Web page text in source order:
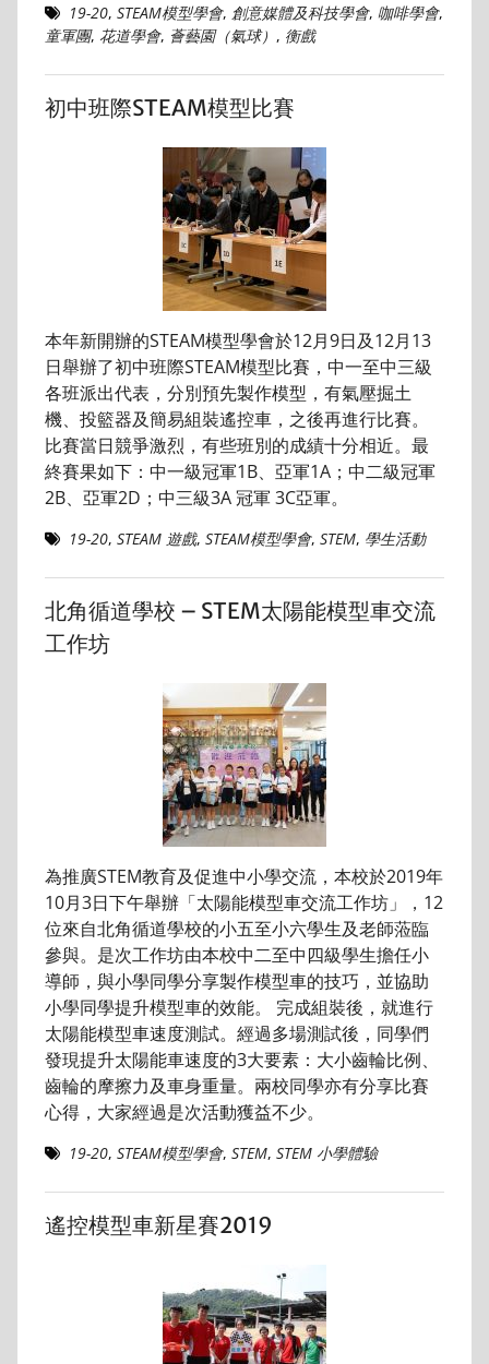
19-20, STEAM模型學會, 創意媒體及科技學會, 咖啡學會,
童軍團, 花道學會, 薈藝園（氣球） , 衡戲
初中班際STEAM模型比賽
本年新開辦的STEAM模型學會於12月9日及12月13
日舉辦了初中班際STEAM模型比賽，中一至中三級
各班派出代表，分別預先製作模型，有氣壓掘土
機、投籃器及簡易組裝遙控車，之後再進行比賽。
比賽當日競爭激烈，有些班別的成績十分相近。最
終賽果如下：中一級冠軍1B、亞軍1A；中二級冠軍
2B、亞軍2D；中三級3A 冠軍 3C亞軍。
19-20, STEAM 遊戲, STEAM模型學會, STEM, 學生活動
北角循道學校 – STEM太陽能模型車交流
工作坊
為推廣STEM教育及促進中小學交流，本校於2019年
10月3日下午舉辦「太陽能模型車交流工作坊」，12
位來自北角循道學校的小五至小六學生及老師蒞臨
參與。是次工作坊由本校中二至中四級學生擔任小
導師，與小學同學分享製作模型車的技巧，並協助
小學同學提升模型車的效能。 完成組裝後，就進行
太陽能模型車速度測試。經過多場測試後，同學們
發現提升太陽能車速度的3大要素：大小齒輪比例、
齒輪的摩擦力及車身重量。兩校同學亦有分享比賽
心得，大家經過是次活動獲益不少。
19-20, STEAM模型學會, STEM, STEM 小學體驗
遙控模型車新星賽2019